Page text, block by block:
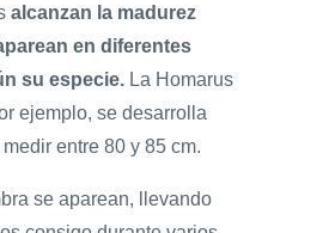
alcanzan la madurez
en diferentes
su especie. La Homarus
ejemplo, se desarrolla
entre 80 y 85 cm.
se aparean, llevando